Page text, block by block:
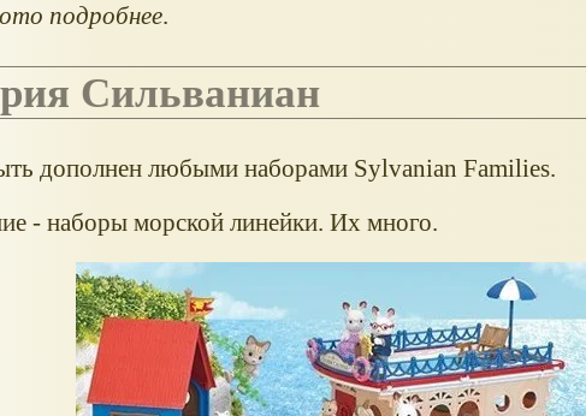
подробнее.
Сильваниан
дополнен любыми наборами Sylvanian Families.
- наборы морской линейки. Их много.